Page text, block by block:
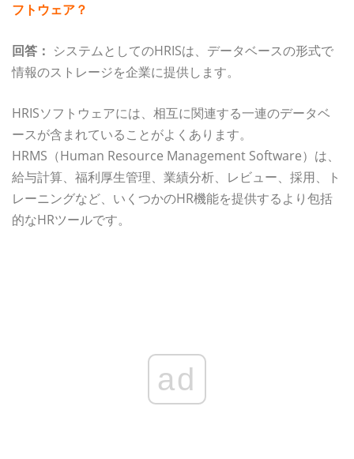
フトウェア？
回答： システムとしてのHRISは、データベースの形式で
情報のストレージを企業に提供します。
HRISソフトウェアには、相互に関連する一連のデータベ
ースが含まれていることがよくあります。
HRMS（Human Resource Management Software）は、
給与計算、福利厚生管理、業績分析、レビュー、採用、ト
レーニングなど、いくつかのHR機能を提供するより包括
的なHRツールです。
ad